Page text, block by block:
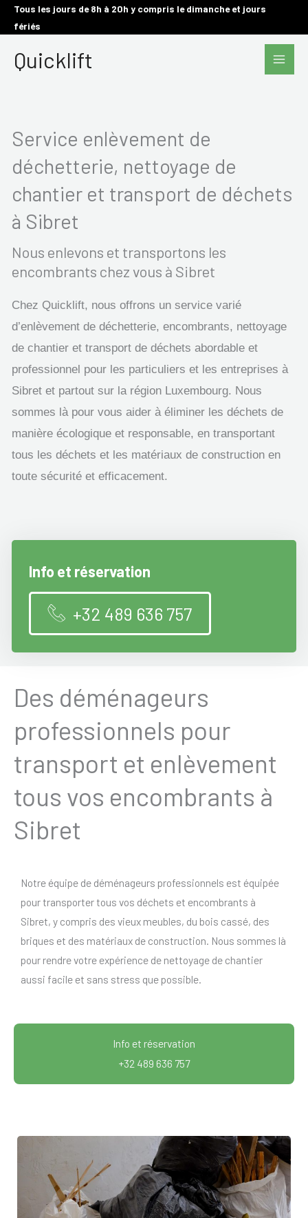
AllerTous les jours de 8h à 20h y compris le dimanche et jours
fériés
Quicklift
Main
Service enlèvement de
déchetterie, nettoyage de
chantier et transport de déchets
à Sibret
Nous enlevons et transportons les
encombrants chez vous à Sibret
Chez Quicklift, nous offrons un service varié
d’enlèvement de déchetterie, encombrants, nettoyage
de chantier et transport de déchets abordable et
professionnel pour les particuliers et les entreprises à
Sibret et partout sur la région Luxembourg. Nous
sommes là pour vous aider à éliminer les déchets de
manière écologique et responsable, en transportant
tous les déchets et les matériaux de construction en
toute sécurité et efficacement.
Info et réservation
+32 489 636 757
Des déménageurs
professionnels pour
transport et enlèvement
tous vos encombrants à
Sibret
Notre équipe de déménageurs professionnels est équipée
pour transporter tous vos déchets et encombrants à
Sibret, y compris des vieux meubles, du bois cassé, des
briques et des matériaux de construction. Nous sommes là
pour rendre votre expérience de nettoyage de chantier
aussi facile et sans stress que possible.
Info et réservation
+32 489 636 757